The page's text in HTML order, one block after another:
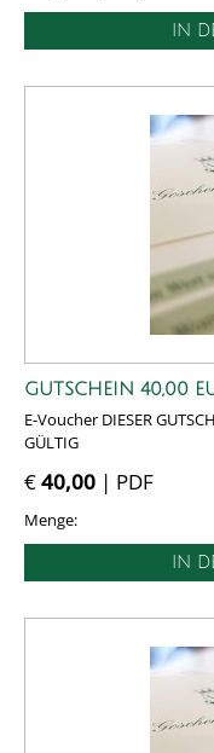
IN
GUTSCHEIN 40,00
E-Voucher DIESER
GÜLTIG
€40,00 | PDF
Menge:
IN